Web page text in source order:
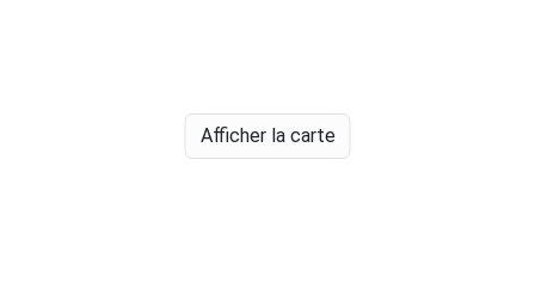
Afficher la carte